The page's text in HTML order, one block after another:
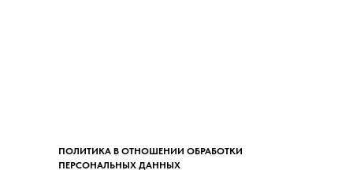
ПОЛИТИКА В ОТНОШЕНИИ ОБРАБОТКИ
ПЕРСОНАЛЬНЫХ ДАННЫХ